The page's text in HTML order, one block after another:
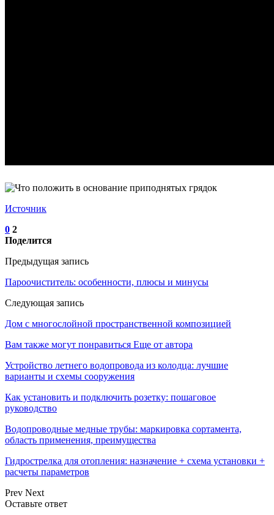
Источник
0 2
Поделится
Предыдущая запись
Пароочиститель: особенности, плюсы и минусы
Следующая запись
Дом с многослойной пространственной композицией
Вам также могут понравиться Еще от автора
Устройство летнего водопровода из колодца: лучшие
варианты и схемы сооружения
Как установить и подключить розетку: пошаговое
руководство
Водопроводные медные трубы: маркировка сортамента,
область применения, преимущества
Гидрострелка для отопления: назначение + схема установки +
расчеты параметров
Prev Next
Оставьте ответ